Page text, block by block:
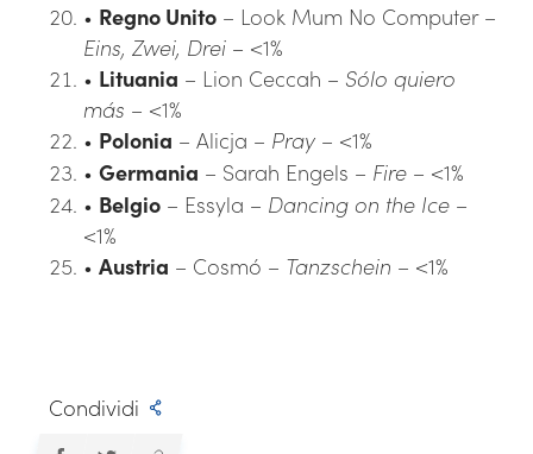
• Regno Unito – Look Mum No Computer –
Eins, Zwei, Drei – <1%
• Lituania – Lion Ceccah – Sólo quiero
más – <1%
• Polonia – Alicja – Pray – <1%
• Germania – Sarah Engels – Fire – <1%
• Belgio – Essyla – Dancing on the Ice –
<1%
• Austria – Cosmó – Tanzschein – <1%
Condividi